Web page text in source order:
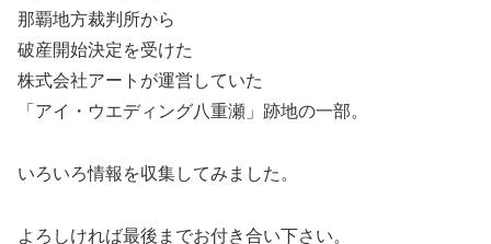
那覇地方裁判所から
破産開始決定を受けた
株式会社アートが運営していた
「アイ・ウエディング八重瀬」跡地の一部。
いろいろ情報を収集してみました。
よろしければ最後までお付き合い下さい。